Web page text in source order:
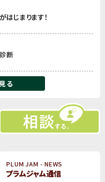
はじまります！
断
る
PLUM JAM - NEWS
プラムジャム通信